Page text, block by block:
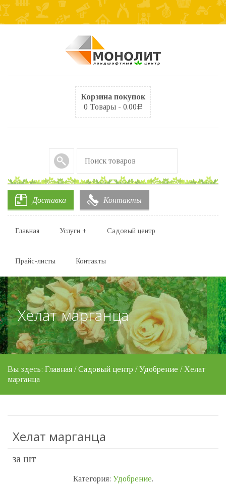
Корзина покупок
0 Товары - 0.00Р
Доставка Контакты
Главная Услуги + Садовый центр
Прайс-листы Контакты
Хелат марганца
Вы здесь: Главная /Садовый центр /Удобрение / Хелат
марганца
Хелат марганца
за шт
Категория: Удобрение.